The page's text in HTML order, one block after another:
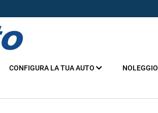
CONFIGURA LA TUA AUTO NOLEGGIO